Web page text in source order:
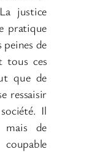
justice
pratique
peines de
tous ces
que de
ressaisir
Il
mais de